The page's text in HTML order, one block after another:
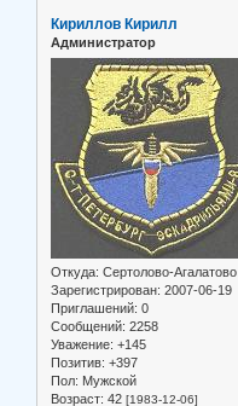
Кириллов Кирилл
Администратор
Откуда: Сертолово-Агалатово
Зарегистрирован: 2007-06-19
Приглашений: 0
Сообщений: 2258
Уважение: +145
Позитив: +397
Пол: Мужской
Возраст: 42 [1983-12-06]